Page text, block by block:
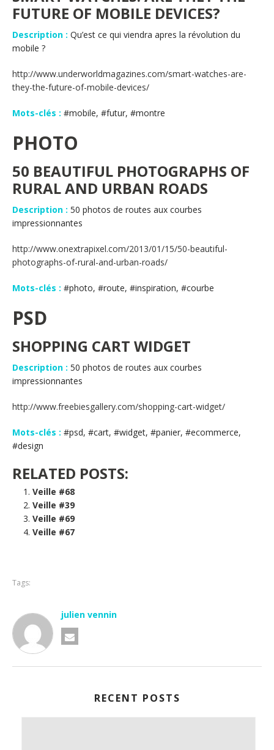
FUTURE OF MOBILE DEVICES?
Description : Qu’est ce qui viendra apres la révolution du
mobile ?
http://www.underworldmagazines.com/smart-watches-are-
they-the-future-of-mobile-devices/
Mots-clés : #mobile, #futur, #montre
PHOTO
50 BEAUTIFUL PHOTOGRAPHS OF
RURAL AND URBAN ROADS
Description : 50 photos de routes aux courbes
impressionnantes
http://www.onextrapixel.com/2013/01/15/50-beautiful-
photographs-of-rural-and-urban-roads/
Mots-clés : #photo, #route, #inspiration, #courbe
PSD
SHOPPING CART WIDGET
Description : 50 photos de routes aux courbes
impressionnantes
http://www.freebiesgallery.com/shopping-cart-widget/
Mots-clés : #psd, #cart, #widget, #panier, #ecommerce,
#design
RELATED POSTS:
Veille #68
Veille #39
Veille #69
Veille #67
Tags:
julien vennin
RECENT POSTS